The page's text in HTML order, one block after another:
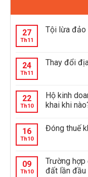
27
Th11
Tội lừa đảo
24
Th11
Thay đổi
22
Th10
Hộ kinh
khai khi
16
Th10
Đóng thuế
09
Th10
Trường
đất lần đầu